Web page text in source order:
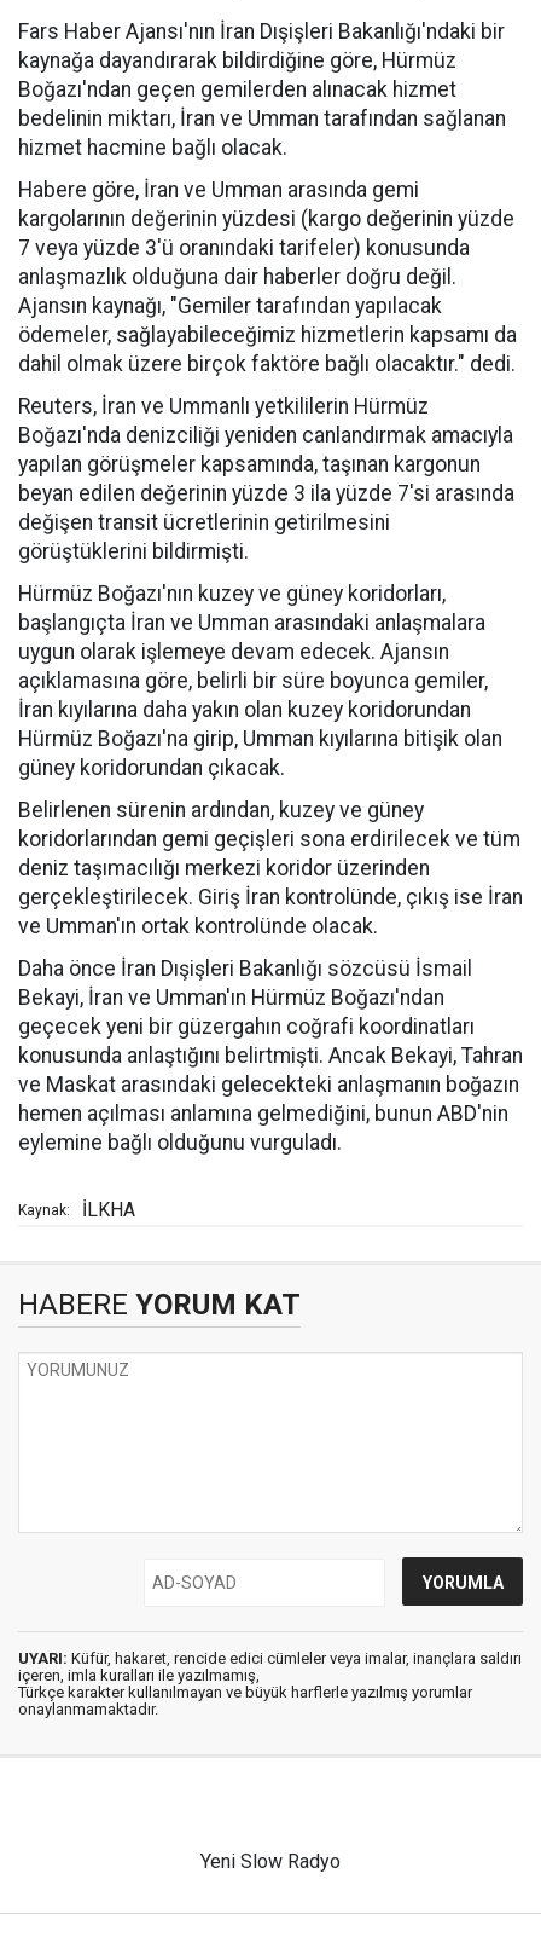
Fars Haber Ajansı'nın İran Dışişleri Bakanlığı'ndaki bir
kaynağa dayandırarak bildirdiğine göre, Hürmüz
Boğazı'ndan geçen gemilerden alınacak hizmet
bedelinin miktarı, İran ve Umman tarafından sağlanan
hizmet hacmine bağlı olacak.
Habere göre, İran ve Umman arasında gemi
kargolarının değerinin yüzdesi (kargo değerinin yüzde
7 veya yüzde 3'ü oranındaki tarifeler) konusunda
anlaşmazlık olduğuna dair haberler doğru değil.
Ajansın kaynağı, "Gemiler tarafından yapılacak
ödemeler, sağlayabileceğimiz hizmetlerin kapsamı da
dahil olmak üzere birçok faktöre bağlı olacaktır." dedi.
Reuters, İran ve Ummanlı yetkililerin Hürmüz
Boğazı'nda denizciliği yeniden canlandırmak amacıyla
yapılan görüşmeler kapsamında, taşınan kargonun
beyan edilen değerinin yüzde 3 ila yüzde 7'si arasında
değişen transit ücretlerinin getirilmesini
görüştüklerini bildirmişti.
Hürmüz Boğazı'nın kuzey ve güney koridorları,
başlangıçta İran ve Umman arasındaki anlaşmalara
uygun olarak işlemeye devam edecek. Ajansın
açıklamasına göre, belirli bir süre boyunca gemiler,
İran kıyılarına daha yakın olan kuzey koridorundan
Hürmüz Boğazı'na girip, Umman kıyılarına bitişik olan
güney koridorundan çıkacak.
Belirlenen sürenin ardından, kuzey ve güney
koridorlarından gemi geçişleri sona erdirilecek ve tüm
deniz taşımacılığı merkezi koridor üzerinden
gerçekleştirilecek. Giriş İran kontrolünde, çıkış ise İran
ve Umman'ın ortak kontrolünde olacak.
Daha önce İran Dışişleri Bakanlığı sözcüsü İsmail
Bekayi, İran ve Umman'ın Hürmüz Boğazı'ndan
geçecek yeni bir güzergahın coğrafi koordinatları
konusunda anlaştığını belirtmişti. Ancak Bekayi, Tahran
ve Maskat arasındaki gelecekteki anlaşmanın boğazın
hemen açılması anlamına gelmediğini, bunun ABD'nin
eylemine bağlı olduğunu vurguladı.
Kaynak: İLKHA
HABERE YORUM KAT
UYARI: Küfür, hakaret, rencide edici cümleler veya imalar, inançlara saldırı
içeren, imla kuralları ile yazılmamış,
Türkçe karakter kullanılmayan ve büyük harflerle yazılmış yorumlar
onaylanmamaktadır.
Yeni Slow Radyo